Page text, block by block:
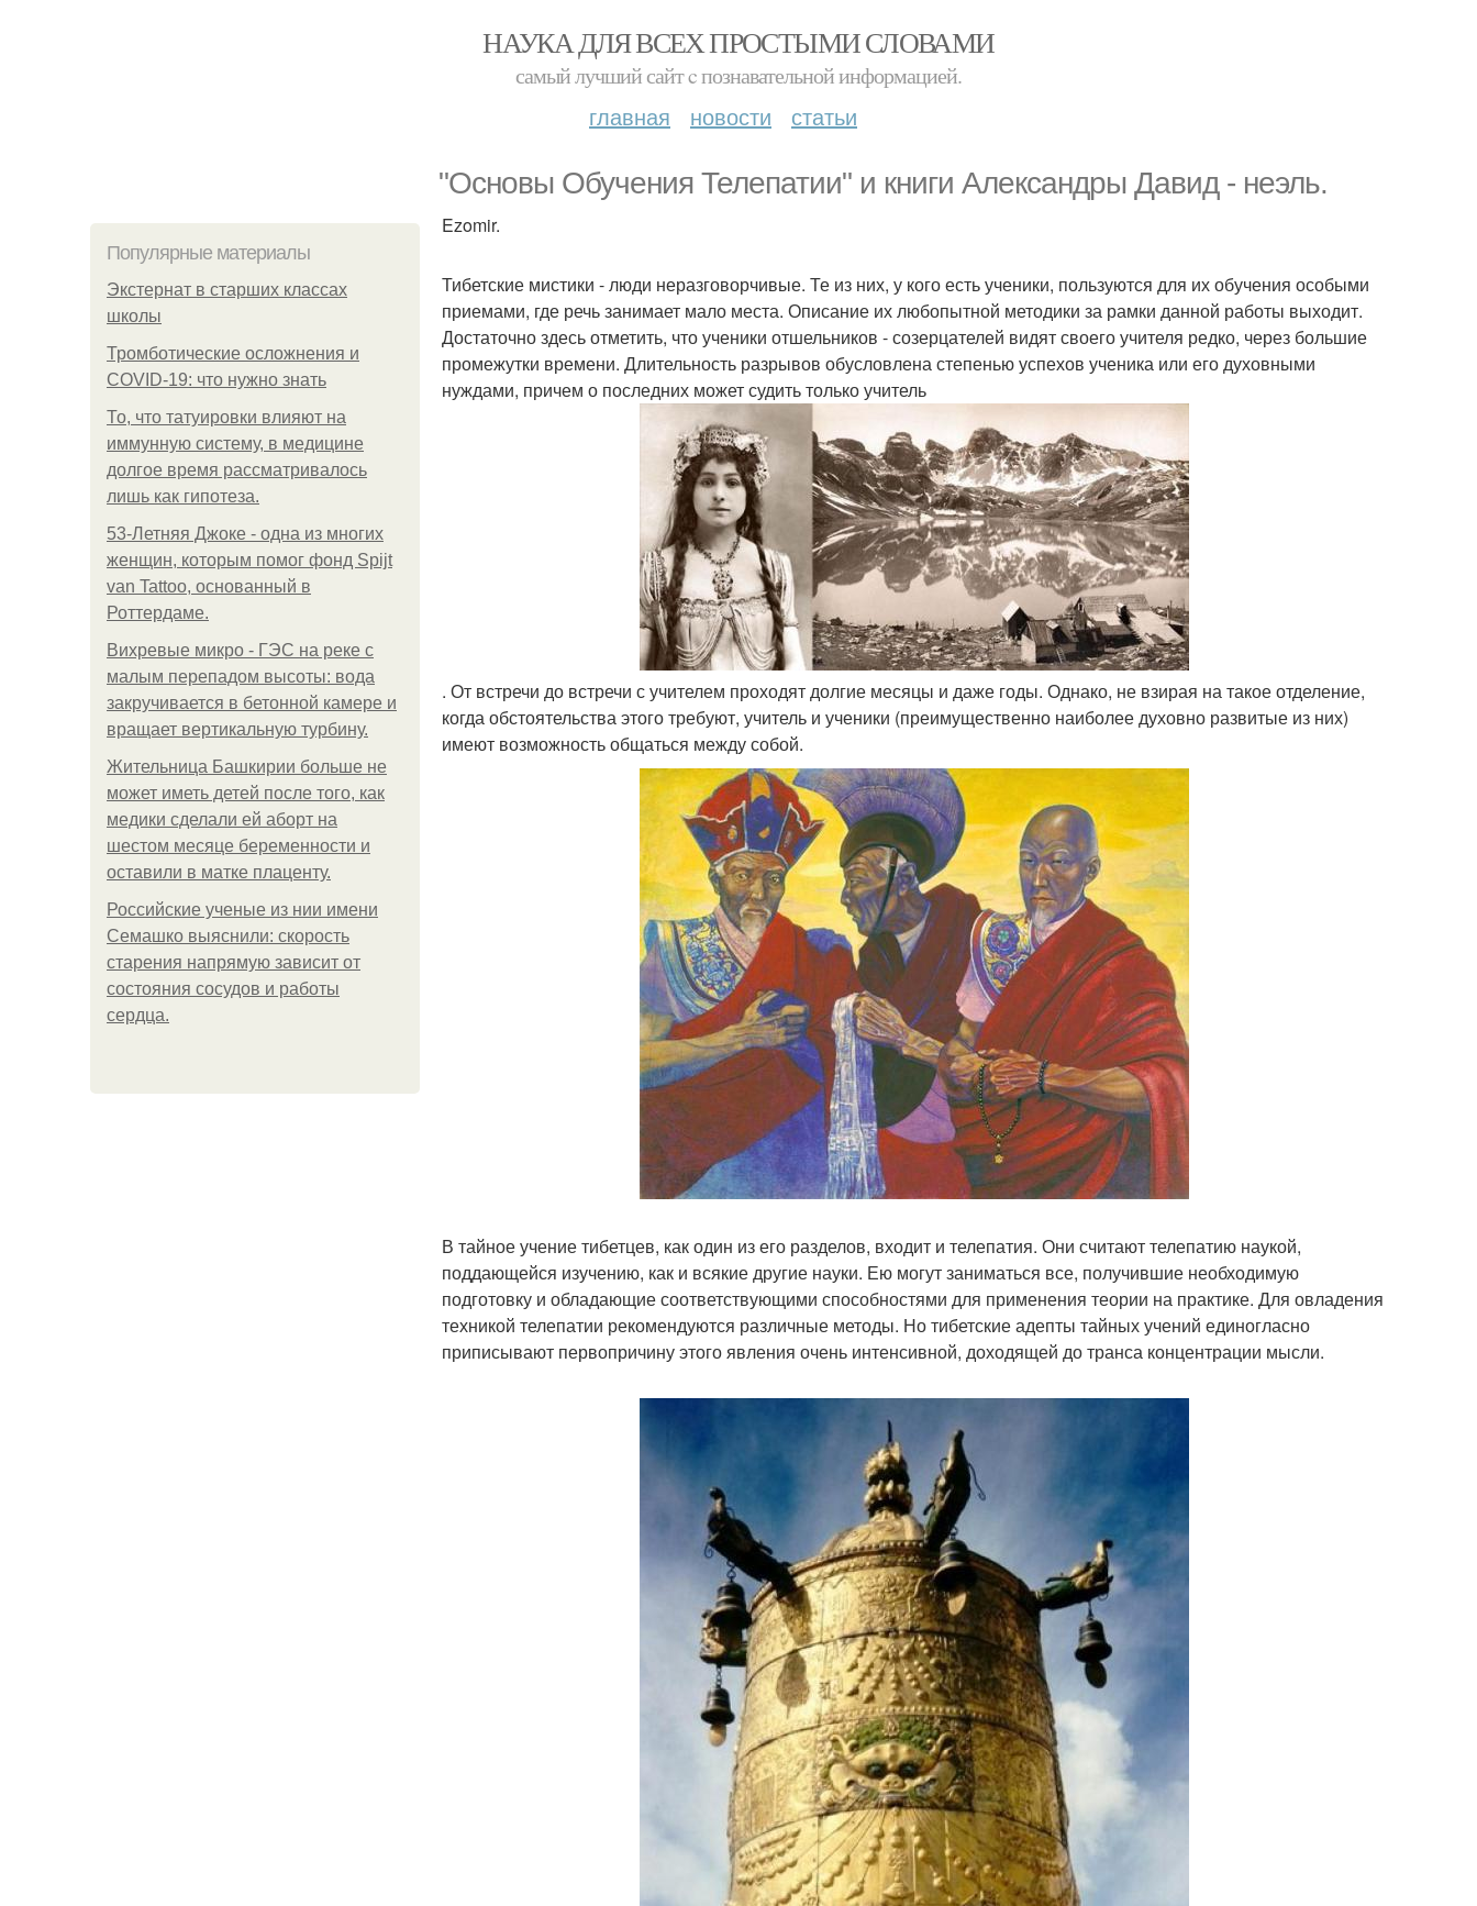
НАУКА ДЛЯ ВСЕХ ПРОСТЫМИ СЛОВАМИ
самый лучший сайт c познавательной информацией.
главная новости статьи
"Основы Обучения Телепатии" и книги Александры Давид - неэль.
Популярные материалы
Экстернат в старших классах
школы
Тромботические осложнения и
COVID-19: что нужно знать
То, что татуировки влияют на
иммунную систему, в медицине
долгое время рассматривалось
лишь как гипотеза.
53-Летняя Джоке - одна из многих
женщин, которым помог фонд Spijt
van Tattoo, основанный в
Роттердаме.
Вихревые микро - ГЭС на реке с
малым перепадом высоты: вода
закручивается в бетонной камере и
вращает вертикальную турбину.
Жительница Башкирии больше не
может иметь детей после того, как
медики сделали ей аборт на
шестом месяце беременности и
оставили в матке плаценту.
Российские ученые из нии имени
Семашко выяснили: скорость
старения напрямую зависит от
состояния сосудов и работы
сердца.
Ezomir.
Тибетские мистики - люди неразговорчивые. Те из них, у кого есть ученики, пользуются для их обучения особыми
приемами, где речь занимает мало места. Описание их любопытной методики за рамки данной работы выходит.
Достаточно здесь отметить, что ученики отшельников - созерцателей видят своего учителя редко, через большие
промежутки времени. Длительность разрывов обусловлена степенью успехов ученика или его духовными
нуждами, причем о последних может судить только учитель
. От встречи до встречи с учителем проходят долгие месяцы и даже годы. Однако, не взирая на такое отделение,
когда обстоятельства этого требуют, учитель и ученики (преимущественно наиболее духовно развитые из них)
имеют возможность общаться между собой.
В тайное учение тибетцев, как один из его разделов, входит и телепатия. Они считают телепатию наукой,
поддающейся изучению, как и всякие другие науки. Ею могут заниматься все, получившие необходимую
подготовку и обладающие соответствующими способностями для применения теории на практике. Для овладения
техникой телепатии рекомендуются различные методы. Но тибетские адепты тайных учений единогласно
приписывают первопричину этого явления очень интенсивной, доходящей до транса концентрации мысли.